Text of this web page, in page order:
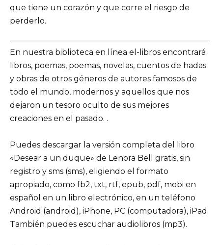
que tiene un corazón y que corre el riesgo de
perderlo.
En nuestra biblioteca en línea el-libros encontrará
libros, poemas, poemas, novelas, cuentos de hadas
y obras de otros géneros de autores famosos de
todo el mundo, modernos y aquellos que nos
dejaron un tesoro oculto de sus mejores
creaciones en el pasado. .
Puedes descargar la versión completa del libro
«Desear a un duque» de Lenora Bell gratis, sin
registro y sms (sms), eligiendo el formato
apropiado, como fb2, txt, rtf, epub, pdf, mobi en
español en un libro electrónico, en un teléfono
Android (android), iPhone, PC (computadora), iPad.
También puedes escuchar audiolibros (mp3).